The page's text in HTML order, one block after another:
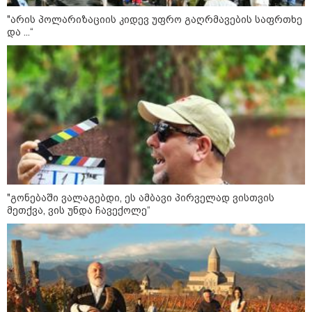
როგორ ჩავიცვათ 40 წლის
შემდეგ: მილიონერების
მსოფლიო
"არის პოლარიზაციის კიდევ უფრო გაღრმავების საფრთხე
და ...“
"გონებაში ვალაგებდი, ეს ამბავი პირველად ვისთვის
მეთქვა, ვის უნდა ჩავექოლე“